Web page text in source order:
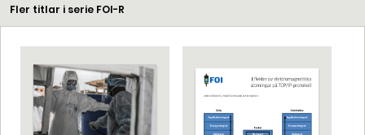
Fler titlar i serie FOI-R